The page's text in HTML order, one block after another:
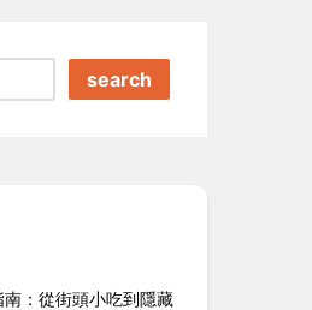
search
：從街頭小吃到隱藏